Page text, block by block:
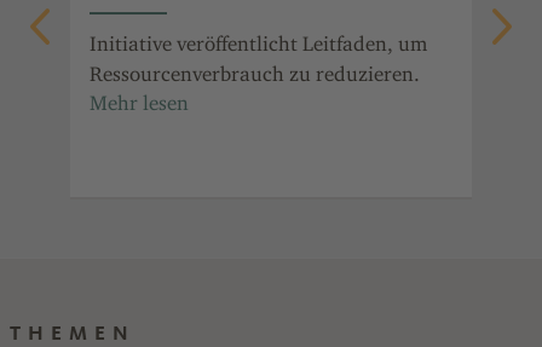
Initiative veröffentlicht Leitfaden, um
Ressourcenverbrauch zu reduzieren.
THEMEN